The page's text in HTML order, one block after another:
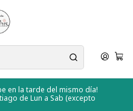
en la tarde del mismo día!
de Lun a Sab (excepto